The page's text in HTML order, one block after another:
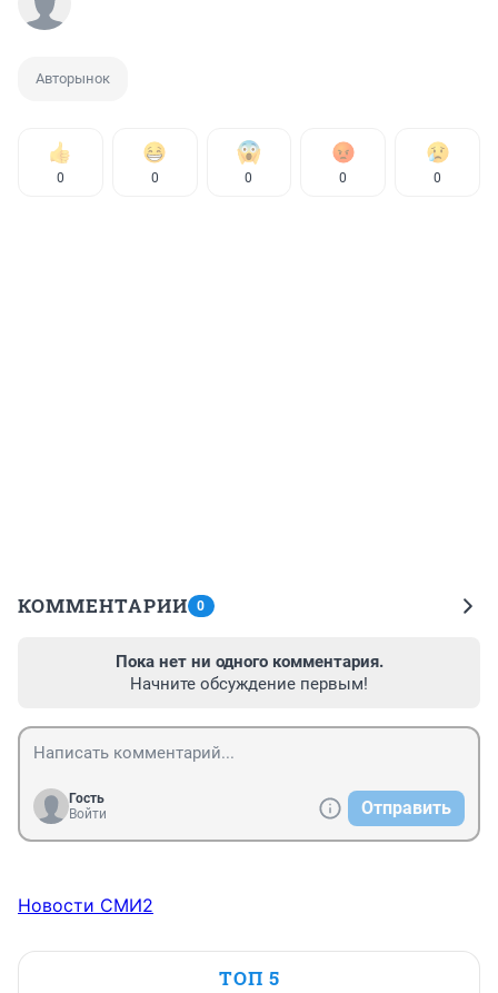
Авторынок
0 0 0 0 0
КОММЕНТАРИИ 0
Пока нет ни одного комментария.
Начните обсуждение первым!
Гость
Войти
Отправить
Новости СМИ2
ТОП 5